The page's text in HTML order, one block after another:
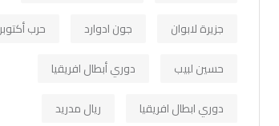
جزيرة لابوان
جون ادوارد
حرب أكتوبر
حسين لبيب
دوري أبطال افريقيا
دوري ابطال افريقيا
ريال مدريد